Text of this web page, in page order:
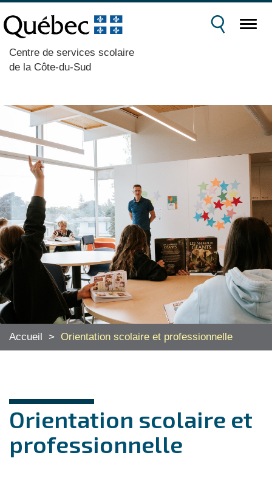
Centre de services scolaire
de la Côte-du-Sud
Accueil > Orientation scolaire et professionnelle
Orientation scolaire et
professionnelle